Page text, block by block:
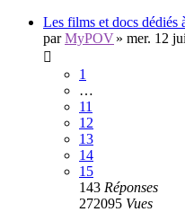
Les films et docs dédiés
parMyPOV» mer. 12
1
…
11
12
13
14
15
143 Réponses
272095 Vues